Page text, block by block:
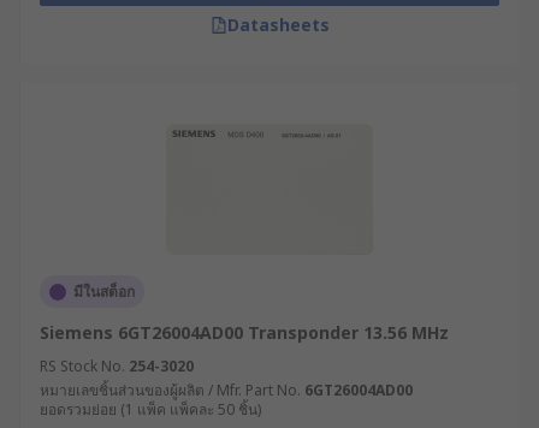
Datasheets
มีในสต็อก
Siemens 6GT26004AD00 Transponder 13.56 MHz
RS Stock No. 254-3020
หมายเลขชิ้นส่วนของผู้ผลิต / Mfr. Part No. 6GT26004AD00
ยอดรวมย่อย (1 แพ็ค แพ็คละ 50 ชิ้น)